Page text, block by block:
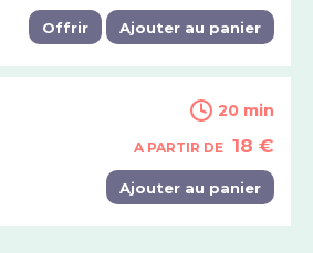
Offrir Ajouter au panier
20 min
A PARTIR DE 18 €
Ajouter au panier